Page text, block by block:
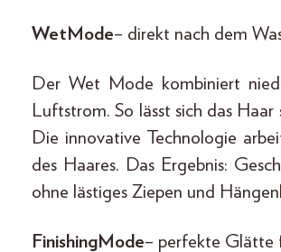
Wet Mode– direkt nach dem
Der Wet Mode kombiniert
Luftstrom. So lässt sich das
Die innovative Technologie
des Haares. Das Ergebnis:
ohne lästiges Ziepen und
Finishing Mode– perfekte Glätte